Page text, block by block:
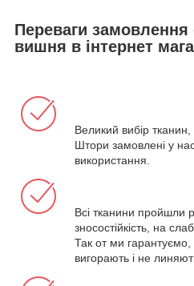
Переваги
вишня в інтернет
Великий вибір тканин,
Штори замовлені у
використання.
Всі тканини пройшли
зносостійкість, на
Так от ми
вигорають і не